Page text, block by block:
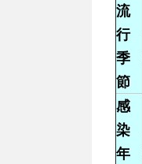
流
行
季
節
感
染
年